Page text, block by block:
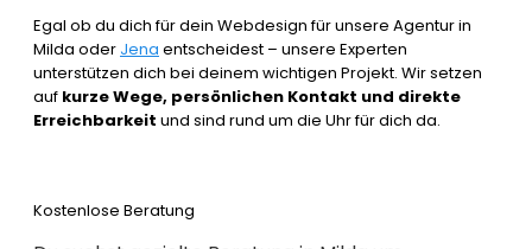
Egal ob du dich für dein Webdesign für unsere Agentur in
Milda oder Jena entscheidest – unsere Experten
unterstützen dich bei deinem wichtigen Projekt. Wir setzen
auf kurze Wege, persönlichen Kontakt und direkte
Erreichbarkeit und sind rund um die Uhr für dich da.
Kostenlose Beratung